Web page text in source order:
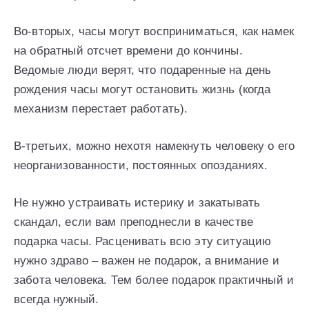
Во-вторых, часы могут восприниматься, как намек
на обратный отсчет времени до кончины.
Ведомые люди верят, что подаренные на день
рождения часы могут остановить жизнь (когда
механизм перестает работать).
В-третьих, можно нехотя намекнуть человеку о его
неорганизованности, постоянных опозданиях.
Не нужно устраивать истерику и закатывать
скандал, если вам преподнесли в качестве
подарка часы. Расценивать всю эту ситуацию
нужно здраво – важен не подарок, а внимание и
забота человека. Тем более подарок практичный и
всегда нужный.